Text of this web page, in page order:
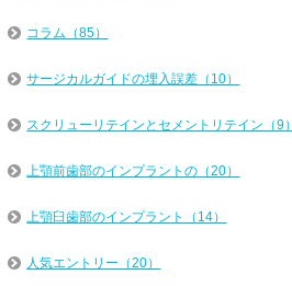
コラム（85）
サージカルガイドの埋入誤差（10）
スクリューリテインとセメントリテイン（9）
上顎前歯部のインプラントの（20）
上顎臼歯部のインプラント（14）
人気エントリー（20）